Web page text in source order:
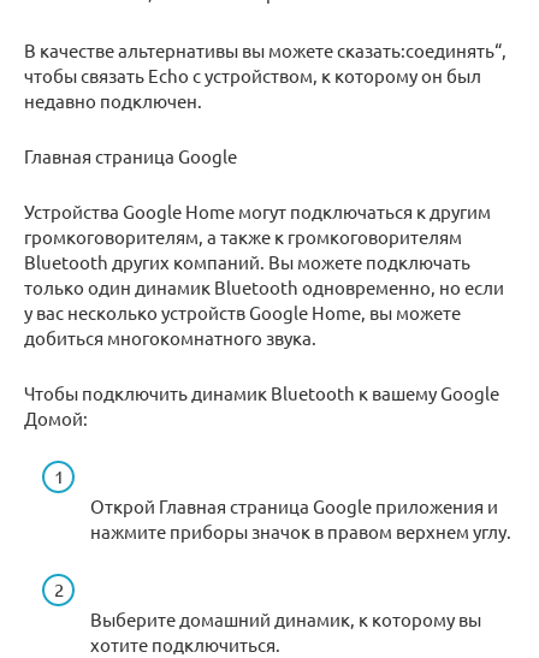
В качестве альтернативы вы можете сказать:соединять“,
чтобы связать Echo с устройством, к которому он был
недавно подключен.
Главная страница Google
Устройства Google Home могут подключаться к другим
громкоговорителям, а также к громкоговорителям
Bluetooth других компаний. Вы можете подключать
только один динамик Bluetooth одновременно, но если
у вас несколько устройств Google Home, вы можете
добиться многокомнатного звука.
Чтобы подключить динамик Bluetooth к вашему Google
Домой:
Открой Главная страница Google приложения и
нажмите приборы значок в правом верхнем углу.
Выберите домашний динамик, к которому вы
хотите подключиться.